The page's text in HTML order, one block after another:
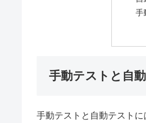
手
手動テストと自
手動テストと自動テスト